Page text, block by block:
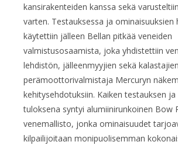
kansirakenteiden kanssa sekä
varten. Testauksessa ja ominaisuuksien
käytettiin jälleen Bellan pitkää veneiden
valmistusosaamista, joka yhdistettiin
lehdistön, jälleenmyyjien sekä
perämoottorivalmistaja Mercuryn
kehitysehdotuksiin. Kaiken testauksen ja
tuloksena syntyi alumiinirunkoinen Bow
venemallisto, jonka ominaisuudet
kilpailijoitaan monipuolisemman